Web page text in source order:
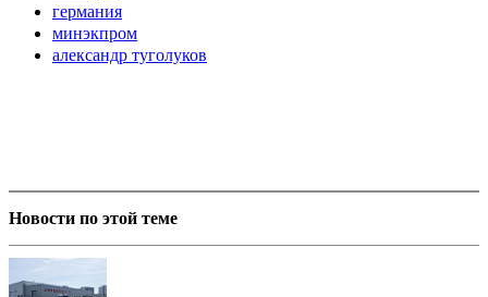
германия
минэкпром
александр туголуков
Новости по этой теме